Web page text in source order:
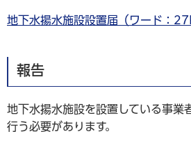
地下水揚水施設設置届（ワード：
報告
地下水揚水施設を設置している事業
行う必要があります。